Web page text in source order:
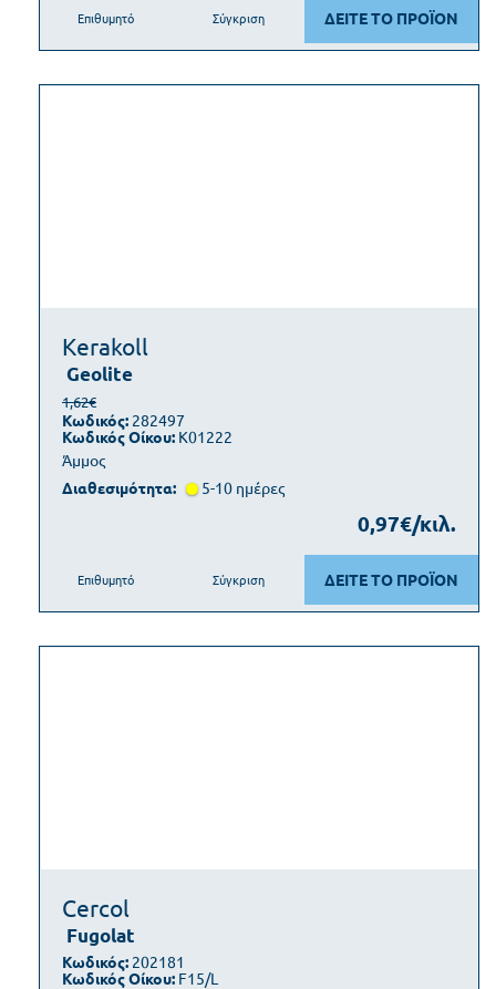
ΔΕΙΤΕ ΤΟ ΠΡΟΪΟΝ
Επιθυμητό Σύγκριση
Kerakoll
Geolite
Άμμος
1,62€
Κωδικός: 282497
Κωδικός Οίκου: K01222
Διαθεσιμότητα: 5-10 ημέρες
0,97€/κιλ.
ΔΕΙΤΕ ΤΟ ΠΡΟΪΟΝ
Επιθυμητό Σύγκριση
Cercol
Fugolat
Κωδικός: 202181
Κωδικός Οίκου: F15/L